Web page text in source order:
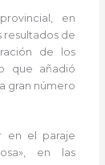
en
resultados de
de los
que añadió
gran número
en el paraje
en las